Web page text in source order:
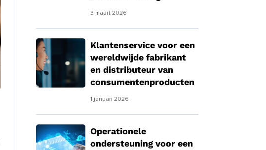
3 maart 2026
Klantenservice voor een
wereldwijde fabrikant
en distributeur van
consumentenproducten
1 januari 2026
Operationele
ondersteuning voor een